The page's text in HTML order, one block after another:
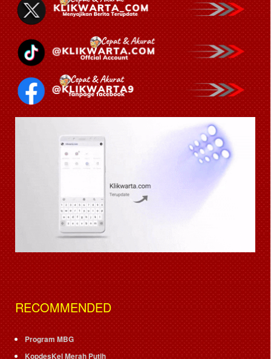
RECOMMENDED
Program MBG
KopdesKel Merah Putih